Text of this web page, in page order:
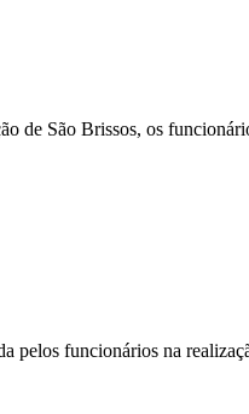
de São Brissos, os
pelos funcionários na